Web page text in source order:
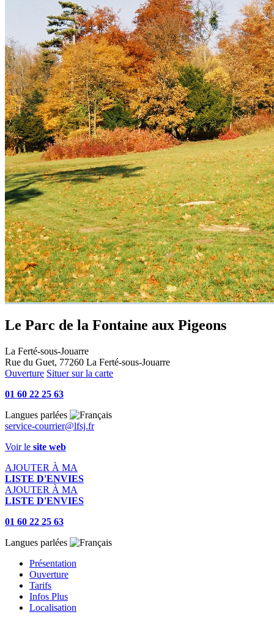
Le Parc de la Fontaine aux Pigeons
La Ferté-sous-Jouarre
Rue du Guet, 77260 La Ferté-sous-Jouarre
Ouverture Situer sur la carte
01 60 22 25 63
Langues parlées
service-courrier@lfsj.fr
Voir le site web
AJOUTER À MA
LISTE D'ENVIES
AJOUTER À MA
LISTE D'ENVIES
01 60 22 25 63
Langues parlées
Présentation
Ouverture
Tarifs
Infos Plus
Localisation